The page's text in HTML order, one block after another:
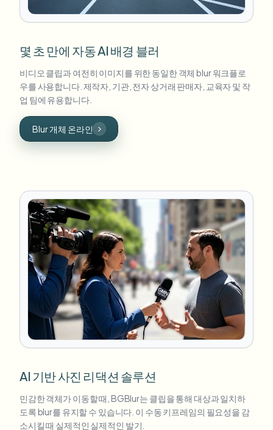
몇 초 만에 자동 AI 배경 블러
비디오 클립과 여전히 이미지를 위한 동일한 객체 blur 워크플로
우를 사용합니다. 제작자, 기관, 전자 상거래 판매자, 교육자 및 작
업 팀에 유용합니다.
Blur 개체 온라인
AI 기반 사진 리댁션 솔루션
민감한 객체가 이동할 때, BGBlur는 클립을 통해 대상과 일치하
도록 blur를 유지할 수 있습니다. 이 수동 키프레임의 필요성을 감
소시킬 때 실제적인 실제적인 발기.